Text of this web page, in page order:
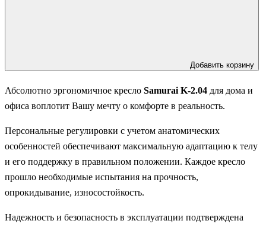
Добавить корзину
Абсолютно эргономичное кресло Samurai K-2.04 для дома и
офиса воплотит Вашу мечту о комфорте в реальность.
Персональные регулировки с учетом анатомических
особенностей обеспечивают максимальную адаптацию к телу
и его поддержку в правильном положении. Каждое кресло
прошло необходимые испытания на прочность,
опрокидывание, износостойкость.
Надежность и безопасность в эксплуатации подтверждена